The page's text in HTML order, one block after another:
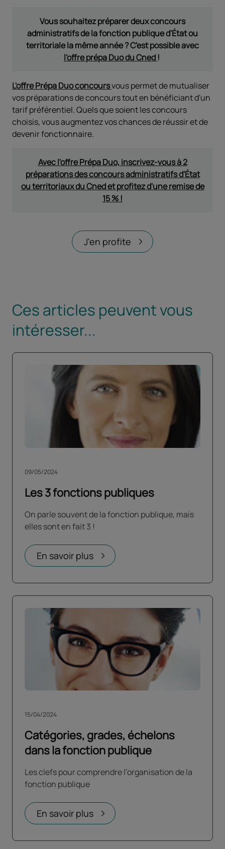
Vous souhaitez préparer deux concours
administratifs de la fonction publique d'État ou
territoriale la même année ? C'est possible avec
l'offre prépa Duo du Cned !
L'offre Prépa Duo concoursvous permet de mutualiser
vos préparations de concours tout en bénéficiant d'un
tarif préférentiel. Quels que soient les concours
choisis, vous augmentez vos chances de réussir et de
devenir fonctionnaire.
Avec l'offre Prépa Duo, inscrivez-vous à 2
préparations des concours administratifs d'État
ou territoriaux du Cned et profitez d'une remise de
15 % !
J'en profite
Ces articles peuvent vous
intéresser...
Les 3 fonctions publiques
09/05/2024
On parle souvent de la fonction publique, mais
elles sont en fait 3 !
En savoir plus
Catégories, grades, échelons
dans la fonction publique
15/04/2024
Les clefs pour comprendre l’organisation de la
fonction publique
En savoir plus